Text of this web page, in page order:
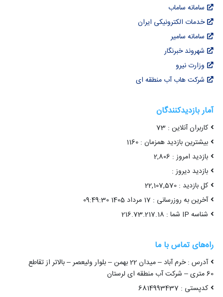
سامانه ساماب
خدمات الکترونیکی ایران
سامانه سامیر
شهروند خبرنگار
وزارت نیرو
شرکت هاب آب منطقه ای
آمار بازدیدکنندگان
کاربران آنلاین : 73
بیشترین بازدید همزمان : 1160
بازدید امروز : 2,806
بازدید دیروز :
کل بازدید : 22,107,570
آخرین به روزرسانی : 17 مرداد 1405 09:49:30
شناسه IP شما : 216.73.217.18
راه‌های تماس با ما
آدرس : خرم آباد – میدان 22 بهمن – بلوار ولیعصر – بالاتر از تقاطع
60 متری – شرکت آب منطقه ای لرستان
کدپستی : 6814993437